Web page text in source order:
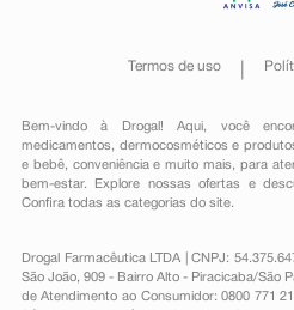
Termos de uso
Bem-vindo à Drogal! Aqui, você
medicamentos , dermocosméticos e
e bebê, conveniênciae muito mais, para
bem-estar. Explore nossas ofertas e
Confira todas as categorias do site.
Drogal Farmacêutica LTDA | CNPJ:
São João, 909 - Bairro Alto - Piracicaba/São
de Atendimento ao Consumidor: 0800 771